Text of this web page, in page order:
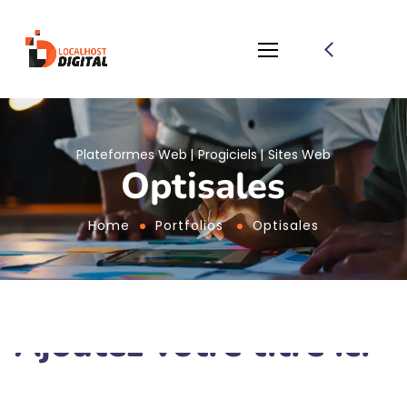
Plateformes Web Progiciels Sites Web
Optisales
Home Portfolios Optisales
Ajoutez votre titre ici